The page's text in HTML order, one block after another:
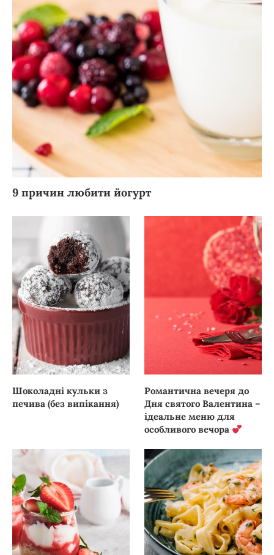
9 причин любити йогурт
Шоколадні кульки з
печива (без випікання)
Романтична вечеря до
Дня святого Валентина –
ідеальне меню для
особливого вечора